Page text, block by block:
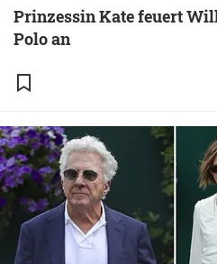
Prinzessin Kate feuert
Polo an